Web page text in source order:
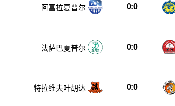
阿富拉夏普尔 0:0
法萨巴夏普尔 0:0
特拉维夫叶胡达 0:0